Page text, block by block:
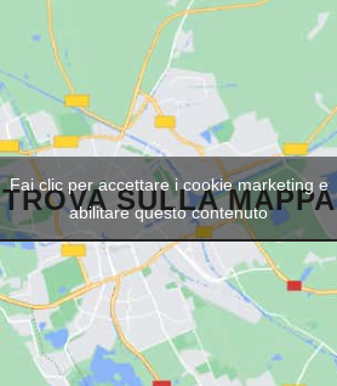
TROVA SULLA MAPPA
Fai clic per accettare i cookie marketing e
abilitare questo contenuto